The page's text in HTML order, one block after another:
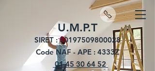
U.M.P.T
SIRET :50197509800028
Code NAF - APE : 4333Z
01 45 30 64 52